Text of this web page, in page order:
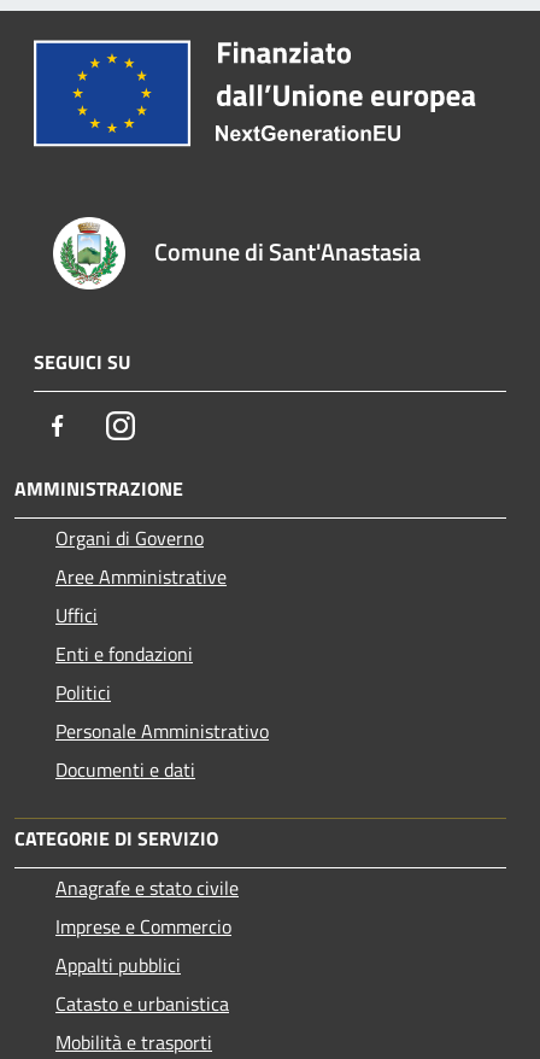
Comune di Sant'Anastasia
SEGUICI SU
FacebookInstagram
AMMINISTRAZIONE
Organi di Governo
Aree Amministrative
Uffici
Enti e fondazioni
Politici
Personale Amministrativo
Documenti e dati
CATEGORIE DI SERVIZIO
Anagrafe e stato civile
Imprese e Commercio
Appalti pubblici
Catasto e urbanistica
Mobilità e trasporti